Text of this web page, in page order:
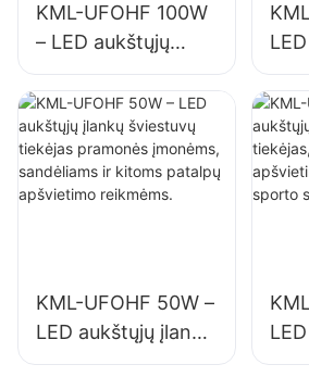
KML-UFOHF 100W
– LED aukštųjų
įlankų šviestuvų
tiekėjas pramonės
įmonėms,
sandėliams ir
kitoms patalpų
KML-UFOHF 50W –
LED aukštųjų įlankų
šviestuvų tiekėjas